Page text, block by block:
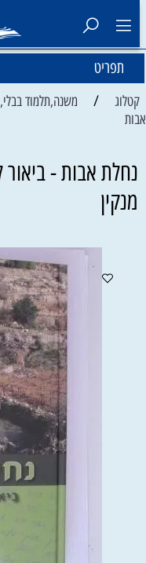
תפריט
קטלוג / משנה,תלמוד
נחלת אבות -
מנקין